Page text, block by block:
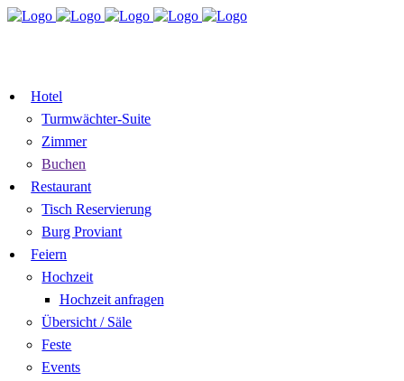
Hotel
Turmwächter-Suite
Zimmer
Buchen
Restaurant
Tisch Reservierung
Burg Proviant
Feiern
Hochzeit
Hochzeit anfragen
Übersicht / Säle
Feste
Events